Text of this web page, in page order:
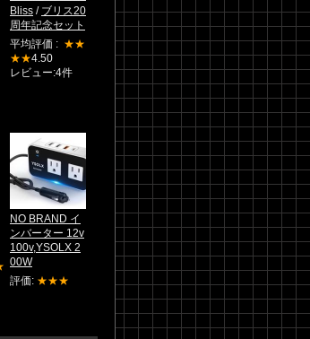
Bliss / ブリス20
周年記念セット
平均評価 : ★★
★★4.50
レビュー:4件
NO BRAND イ
ンバーター 12v
100v,YSOLX 2
00W
評価: ★★★